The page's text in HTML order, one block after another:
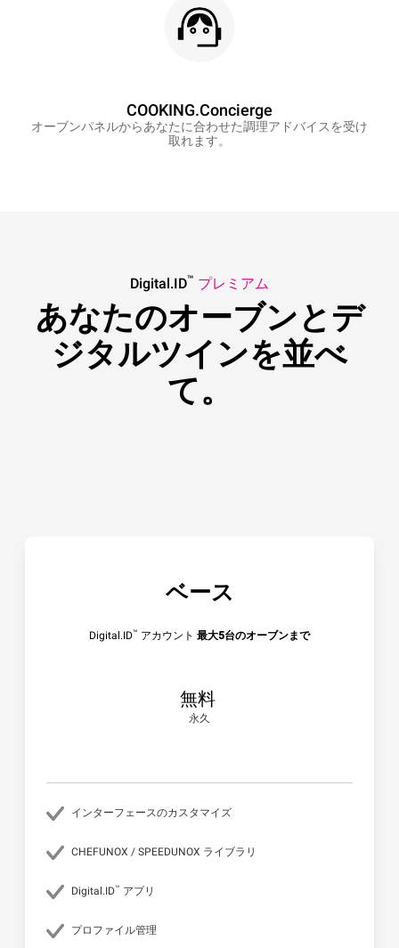
COOKING.Concierge
オーブンパネルからあなたに合わせた調理アドバイスを受け
取れます。
Digital.ID™ プレミアム
あなたのオーブンとデ
ジタルツインを並べ
て。
ベース
Digital.ID™ アカウント 最大5台のオーブンまで
無料
永久
インターフェースのカスタマイズ
CHEFUNOX / SPEEDUNOX ライブラリ
Digital.ID™ アプリ
プロファイル管理